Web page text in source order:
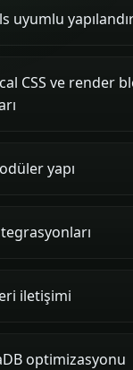
uyumlu
CSS ve render
yapı
iletişimi
optimizasyonu